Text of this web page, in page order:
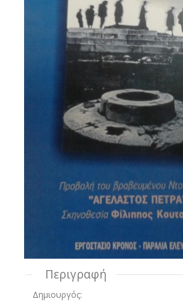
Περιγραφή
Δημιουργός: